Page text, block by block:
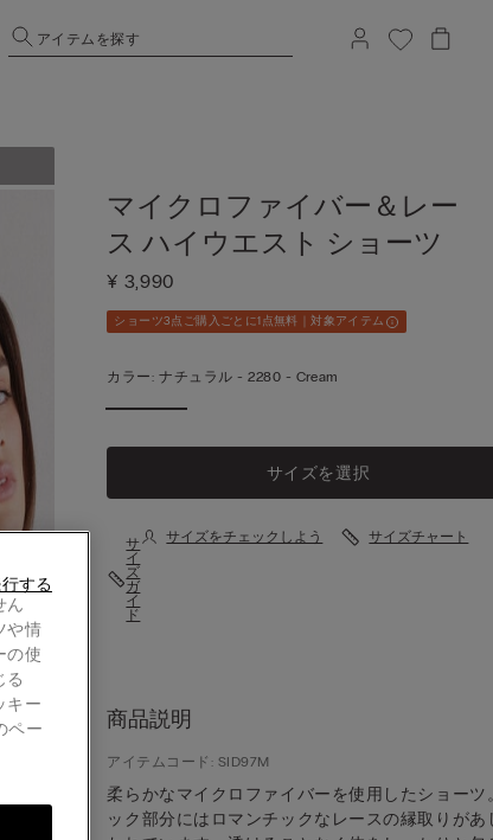
アイテムを探す
マイクロファイバー＆レー
ス ハイウエスト ショーツ
¥ 3,990
ショーツ3点ご購入ごとに1点無料｜対象アイテム
カラー: ナチュラル -2280 - Cream
サイズを選択
サ
イ
ズ
ガ
イ
ド
サイズをチェックしよう サイズチャート
商品説明
アイテムコード: SID97M
柔らかなマイクロファイバーを使用したショーツ
ック部分にはロマンチックなレースの縁取りがあ
ん
や情
の使
る
キー
ペー
する